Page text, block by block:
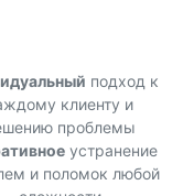
подход к
клиенту и
проблемы
устранение
и поломок любой